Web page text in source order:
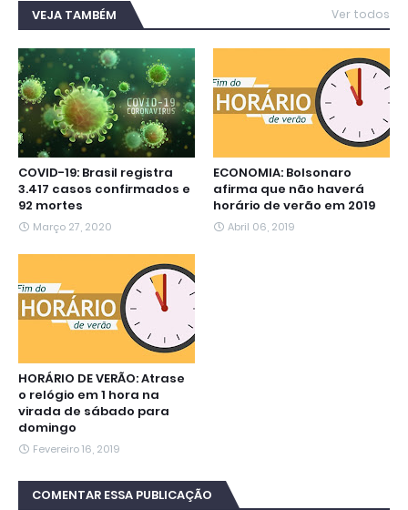
b
o
t
e
A
r
m
n
e
d
VEJA TAMBÉM Ver todos
COVID-19: Brasil registra
3.417 casos confirmados e
92 mortes
Março 27, 2020
ECONOMIA: Bolsonaro
afirma que não haverá
horário de verão em 2019
Abril 06, 2019
HORÁRIO DE VERÃO: Atrase
o relógio em 1 hora na
virada de sábado para
domingo
Fevereiro 16, 2019
COMENTAR ESSA PUBLICAÇÃO